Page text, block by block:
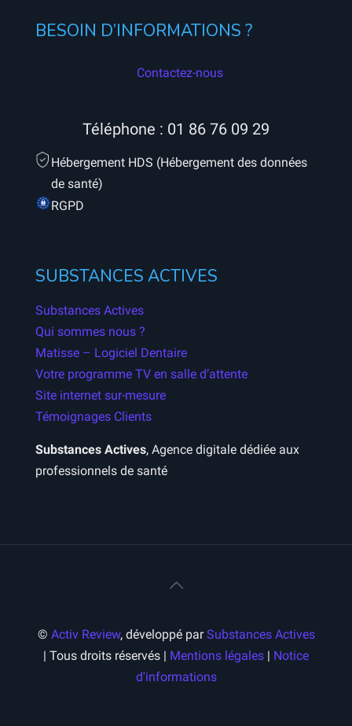
BESOIN D’INFORMATIONS ?
Contactez-nous
Téléphone : 01 86 76 09 29
Hébergement HDS (Hébergement des données
de santé)
RGPD
SUBSTANCES ACTIVES
Substances Actives
Qui sommes nous ?
Matisse – Logiciel Dentaire
Votre programme TV en salle d’attente
Site internet sur-mesure
Témoignages Clients
Substances Actives, Agence digitale dédiée aux
professionnels de santé
© Activ Review, développé parSubstances Actives
| Tous droits réservés | Mentions légales | Notice
d'informations